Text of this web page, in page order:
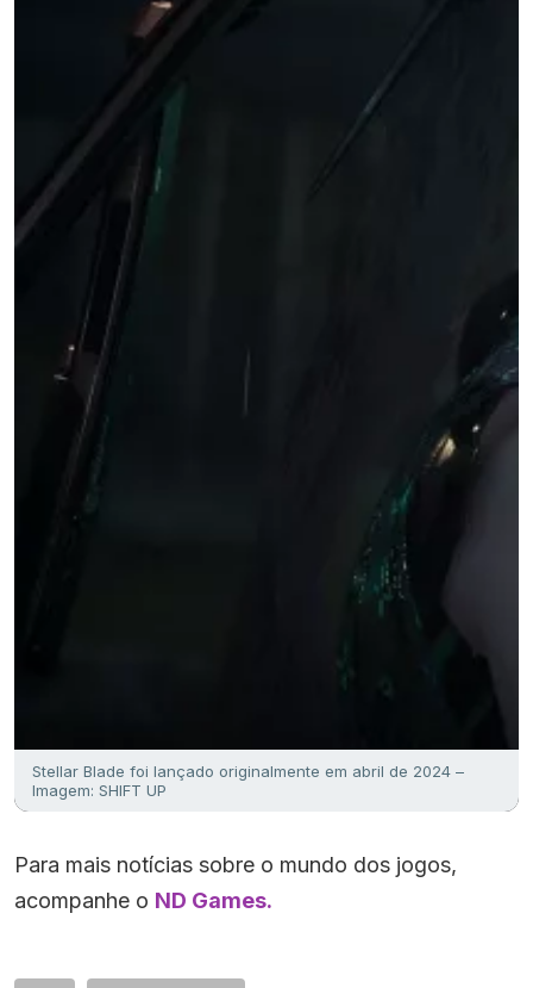
Stellar Blade foi lançado originalmente em abril de 2024 –
Imagem: SHIFT UP
Para mais notícias sobre o mundo dos jogos,
acompanhe o ND Games.